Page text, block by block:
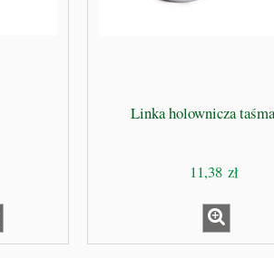
Linka holownicza
11,38 zł